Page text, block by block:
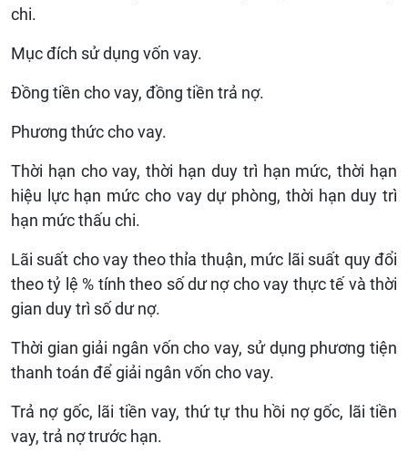
chi.
Mục đích sử dụng vốn vay.
Đồng tiền cho vay, đồng tiền trả nợ.
Phương thức cho vay.
Thời hạn cho vay, thời hạn duy trì hạn mức, thời hạn
hiệu lực hạn mức cho vay dự phòng, thời hạn duy trì
hạn mức thấu chi.
Lãi suất cho vay theo thỉa thuận, mức lãi suất quy đổi
theo tỷ lệ % tính theo số dư nợ cho vay thực tế và thời
gian duy trì số dư nợ.
Thời gian giải ngân vốn cho vay, sử dụng phương tiện
thanh toán để giải ngân vốn cho vay.
Trả nợ gốc, lãi tiền vay, thứ tự thu hồi nợ gốc, lãi tiền
vay, trả nợ trước hạn.